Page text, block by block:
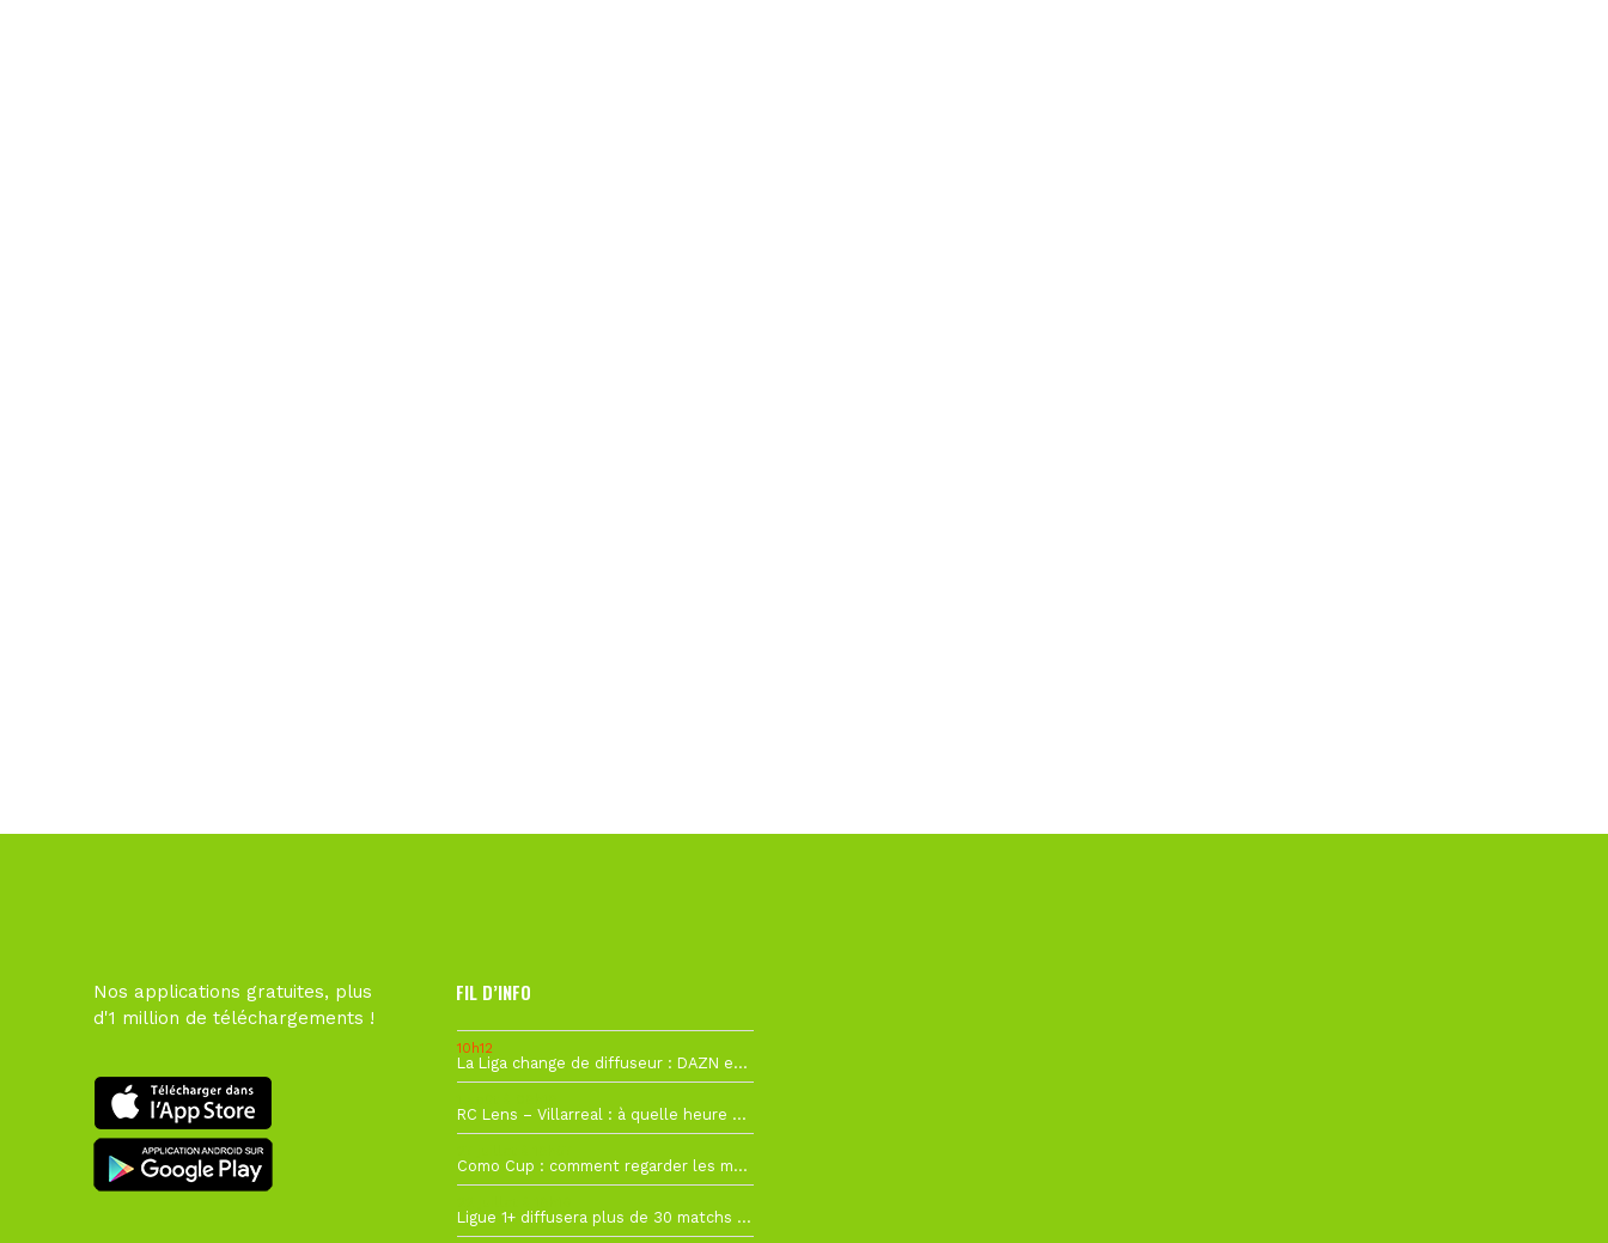
Nos applications gratuites, plus
d'1 million de téléchargements !
FIL D’INFO
10h12
La Liga change de diffuseur : DAZN et Disney+ remplacent beIN Sports !
RC Lens – Villarreal : à quelle heure et sur quelle chaîne voir la finale de la Como Cup ?
Como Cup : comment regarder les matchs du RC Lens en direct ?
Ligue 1+ diffusera plus de 30 matchs amicaux avant la reprise de la Ligue 1